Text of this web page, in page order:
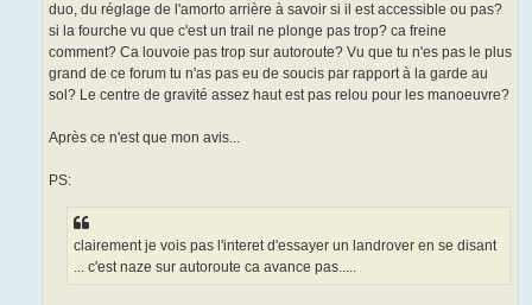
duo, du réglage de l'amorto arrière à savoir si il est accessible ou pas?
si la fourche vu que c'est un trail ne plonge pas trop? ca freine
comment? Ca louvoie pas trop sur autoroute? Vu que tu n'es pas le plus
grand de ce forum tu n'as pas eu de soucis par rapport à la garde au
sol? Le centre de gravité assez haut est pas relou pour les manoeuvre?
Après ce n'est que mon avis...
PS:
clairement je vois pas l'interet d'essayer un landrover en se disant
... c'est naze sur autoroute ca avance pas.....